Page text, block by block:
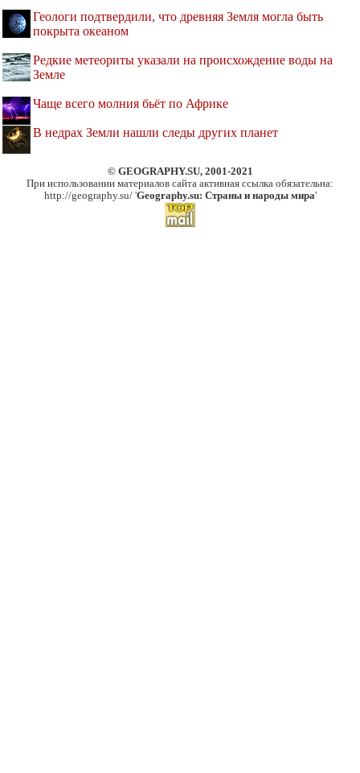
Геологи подтвердили, что древняя Земля могла быть
покрыта океаном
Редкие метеориты указали на происхождение воды на
Земле
Чаще всего молния бьёт по Африке
В недрах Земли нашли следы других планет
© GEOGRAPHY.SU, 2001-2021
При использовании материалов сайта активная ссылка обязательна:
http://geography.su/ 'Geography.su: Страны и народы мира'